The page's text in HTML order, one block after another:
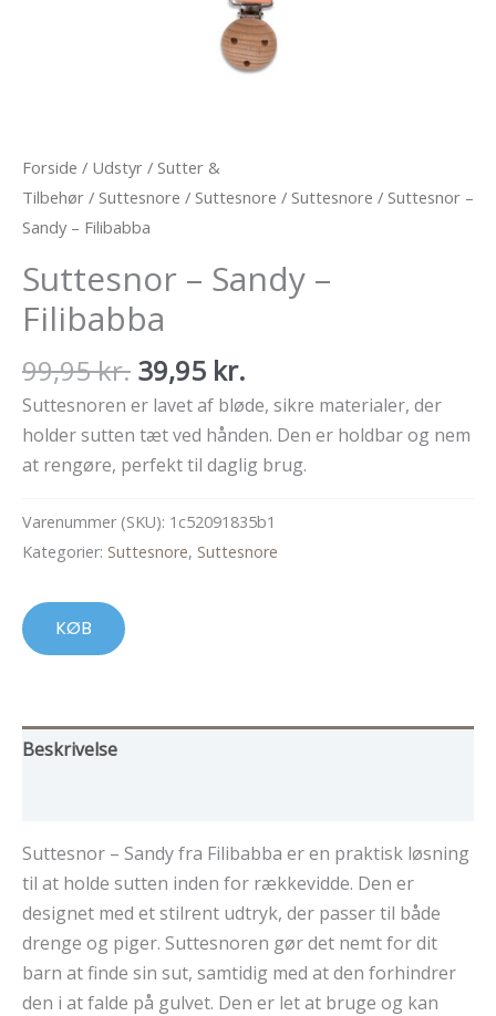
Forside / Udstyr / Sutter &
Tilbehør / Suttesnore / Suttesnore / Suttesnore / Suttesnor –
Sandy – Filibabba
Suttesnor – Sandy –
Filibabba
99,95kr. Den
oprindelige
pris
var:
99,95 kr..
39,95 kr.
aktuelle
pris
er:
39,95 kr..
Suttesnoren er lavet af bløde, sikre materialer, der
holder sutten tæt ved hånden. Den er holdbar og nem
at rengøre, perfekt til daglig brug.
Varenummer (SKU): 1c52091835b1
Kategorier: Suttesnore, Suttesnore
KØB
Beskrivelse
Suttesnor – Sandy fra Filibabba er en praktisk løsning
til at holde sutten inden for rækkevidde. Den er
designet med et stilrent udtryk, der passer til både
drenge og piger. Suttesnoren gør det nemt for dit
barn at finde sin sut, samtidig med at den forhindrer
den i at falde på gulvet. Den er let at bruge og kan